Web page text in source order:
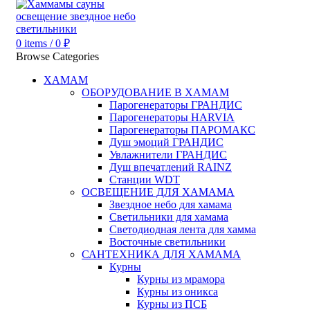
0 items / 0 ₽
Browse Categories
ХАМАМ
ОБОРУДОВАНИЕ В ХАМАМ
Парогенераторы ГРАНДИС
Парогенераторы HARVIA
Парогенераторы ПАРОМАКС
Душ эмоций ГРАНДИС
Увлажнители ГРАНДИС
Душ впечатлений RAINZ
Станции WDT
ОСВЕЩЕНИЕ ДЛЯ ХАМАМА
Звездное небо для хамама
Светильники для хамама
Светодиодная лента для хамма
Восточные светильники
САНТЕХНИКА ДЛЯ ХАМАМА
Курны
Курны из мрамора
Курны из оникса
Курны из ПСБ